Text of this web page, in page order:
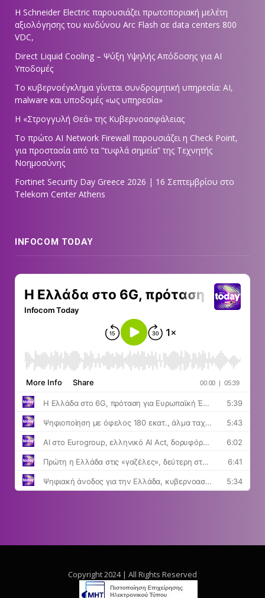
Η Schneider Electric παρουσιάζει πρωτοποριακή μελέτη
αξιολόγησης του κινδύνου Arc Flash σε data centers 800
VDC,
Direct Liquid Cooling – Ψύξη Υψηλής Απόδοσης για AI
Υποδομές
Το κυβερνοέγκλημα γίνεται συνδρομητική υπηρεσία: AI,
malware και υποδομές «ως υπηρεσία»
Η «Στρογγυλή Θεά» της Κυβερνοασφάλειας
Tο πρώτο AI Network Firewall παρουσιάζει η Check Point,
για προστασία από τα “τυφλά σημεία” της Τεχνητής
Νοημοσύνης
Fortinet Security Day Greece 2026 | 16 Σεπτεμβρίου στο
Telekom Center Athens
INFOCOM TODAY
Copyright 2024 | All Rights Reserved